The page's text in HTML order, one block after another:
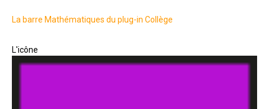
La barre Mathématiques du plug-in Collège
L'icône